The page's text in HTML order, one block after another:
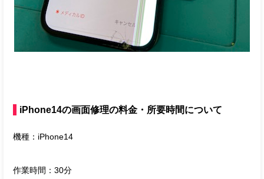
iPhone14の画面修理の料金・所要時間について
機種：iPhone14
作業時間：30分